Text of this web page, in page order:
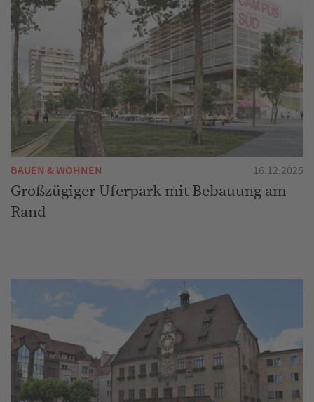
BAUEN & WOHNEN 16.12.2025
Großzügiger Uferpark mit Bebauung am
Rand